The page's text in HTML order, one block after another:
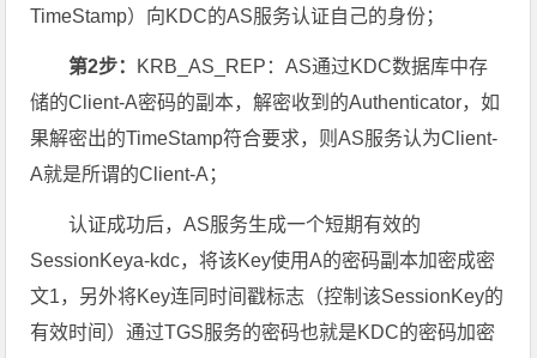
TimeStamp）向KDC的AS服务认证自己的身份；
第2步： KRB_AS_REP：AS通过KDC数据库中存
储的Client-A密码的副本，解密收到的Authenticator，如
果解密出的TimeStamp符合要求，则AS服务认为Client-
A就是所谓的Client-A；
认证成功后，AS服务生成一个短期有效的
SessionKeya-kdc，将该Key使用A的密码副本加密成密
文1，另外将Key连同时间戳标志（控制该SessionKey的
有效时间）通过TGS服务的密码也就是KDC的密码加密